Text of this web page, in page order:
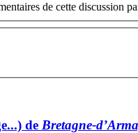
de cette discussion
de Bretagne-